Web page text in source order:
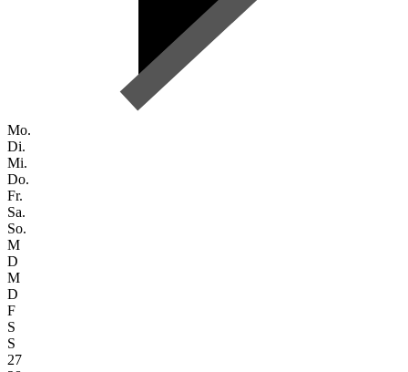
Mo.
Di.
Mi.
Do.
Fr.
Sa.
So.
M
D
M
D
F
S
S
27